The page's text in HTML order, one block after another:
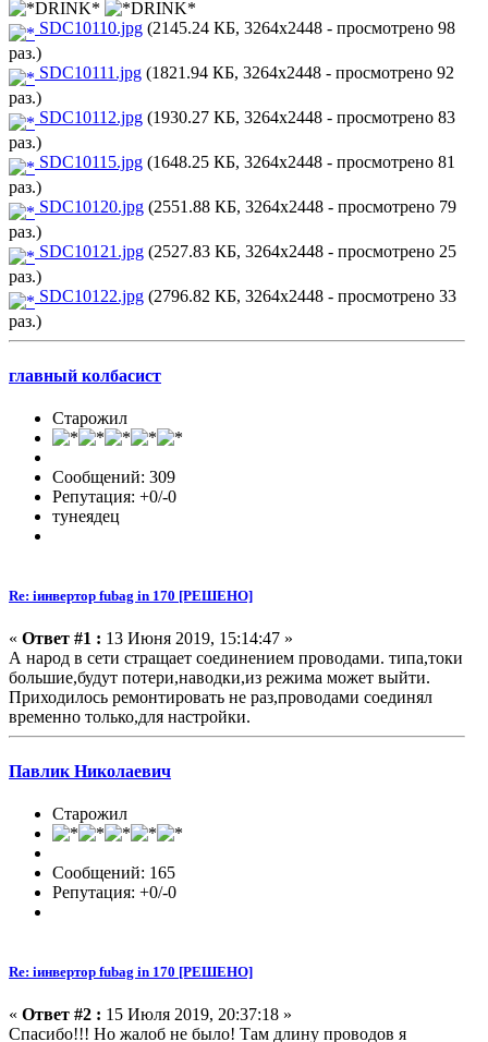
SDC10110.jpg (2145.24 КБ, 3264x2448 - просмотрено 98
раз.)
SDC10111.jpg (1821.94 КБ, 3264x2448 - просмотрено 92
раз.)
SDC10112.jpg (1930.27 КБ, 3264x2448 - просмотрено 83
раз.)
SDC10115.jpg (1648.25 КБ, 3264x2448 - просмотрено 81
раз.)
SDC10120.jpg (2551.88 КБ, 3264x2448 - просмотрено 79
раз.)
SDC10121.jpg (2527.83 КБ, 3264x2448 - просмотрено 25
раз.)
SDC10122.jpg (2796.82 КБ, 3264x2448 - просмотрено 33
раз.)
главный колбасист
Старожил
Сообщений: 309
Репутация: +0/-0
тунеядец
Re: iинвертор fubag in 170 [РЕШЕНО]
« Ответ #1 : 13 Июня 2019, 15:14:47 »
А народ в сети стращает соединением проводами. типа,токи
большие,будут потери,наводки,из режима может выйти.
Приходилось ремонтировать не раз,проводами соединял
временно только,для настройки.
Павлик Николаевич
Старожил
Сообщений: 165
Репутация: +0/-0
Re: iинвертор fubag in 170 [РЕШЕНО]
« Ответ #2 : 15 Июля 2019, 20:37:18 »
Спасибо!!! Но жалоб не было! Там длину проводов я